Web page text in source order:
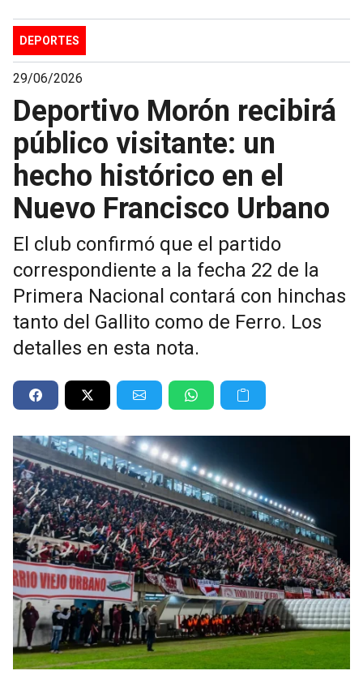
DEPORTES
29/06/2026
Deportivo Morón recibirá
público visitante: un
hecho histórico en el
Nuevo Francisco Urbano
El club confirmó que el partido
correspondiente a la fecha 22 de la
Primera Nacional contará con hinchas
tanto del Gallito como de Ferro. Los
detalles en esta nota.